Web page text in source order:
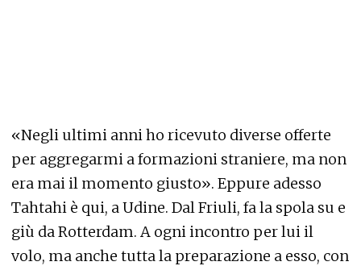
«Negli ultimi anni ho ricevuto diverse offerte
per aggregarmi a formazioni straniere, ma non
era mai il momento giusto». Eppure adesso
Tahtahi è qui, a Udine. Dal Friuli, fa la spola su e
giù da Rotterdam. A ogni incontro per lui il
volo, ma anche tutta la preparazione a esso, con